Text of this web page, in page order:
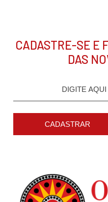
CADASTRE-SE E
DAS
CADASTRAR